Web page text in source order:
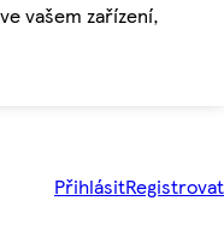
vašem zařízení,
PřihlásitRegistrovat